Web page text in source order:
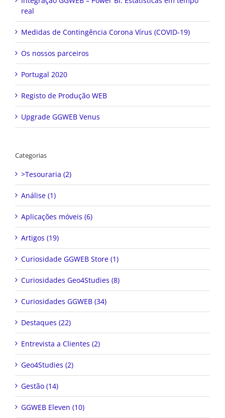
real
Medidas de Contingência Corona Vírus (COVID-19)
Os nossos parceiros
Portugal 2020
Registo de Produção WEB
Upgrade GGWEB Venus
Categorias
>Tesouraria (2)
Análise (1)
Aplicações móveis (6)
Artigos (19)
Curiosidade GGWEB Store (1)
Curiosidades Geo4Studies (8)
Curiosidades GGWEB (34)
Destaques (22)
Entrevista a Clientes (2)
Geo4Studies (2)
Gestão (14)
GGWEB Eleven (10)